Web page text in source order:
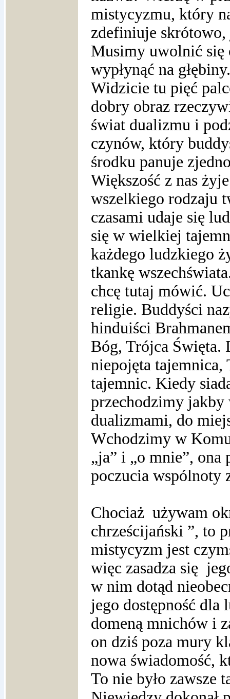
mistycyzmu, który
zdefiniuje skrótowo,
Musimy uwolnić się
wypłynąć na
Widzicie tu pięć
dobry obraz
świat dualizmu i
czynów, który
środku panuje
Większość z nas
wszelkiego rodzaju
czasami udaje się
się w wielkiej
każdego ludzkiego
tkankę
chcę tutaj mówić.
religie. Buddyści
hinduiści
Bóg, Trójca Święta.
niepojęta tajemnica,
tajemnic. Kiedy
przechodzimy
dualizmami, do
Wchodzimy w
„ja” i „o mnie”,
poczucia wspólnoty
Chociaż używam
chrześcijański ”, to
mistycyzm jest
więc zasadza się
w nim dotąd
jego dostępność dla
domeną mnichów i
on dziś poza mury
nowa świadomość,
To nie było zawsze